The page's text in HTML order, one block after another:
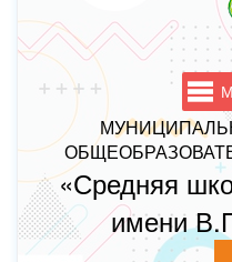
«Средняя
имени